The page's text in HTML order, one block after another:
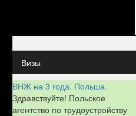
Визы
ВНЖ на 3 года. Польша.
Здравствуйте! Польское
агентство по трудоустройству